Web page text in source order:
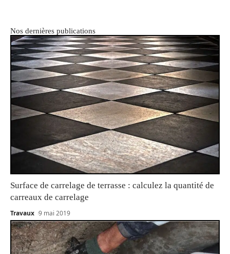
Nos dernières publications
Surface de carrelage de terrasse : calculez la quantité de
carreaux de carrelage
Travaux 9 mai 2019